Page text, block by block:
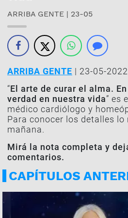
ARRIBA GENTE | 23-05
ARRIBA GENTE | 23-05-2022
“El arte de curar el alma.
verdad en nuestra vida” es
médico cardiólogo y
Para conocer los detalles lo
mañana.
Mirá la nota completa y
comentarios.
CAPÍTULOS